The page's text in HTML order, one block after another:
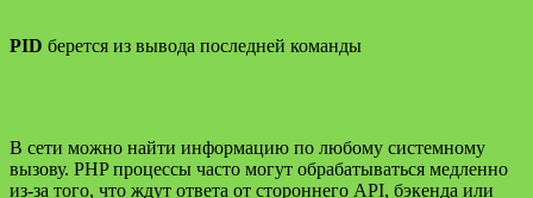
PID берется из вывода последней команды
В сети можно найти информацию по любому системному
вызову. PHP процессы часто могут обрабатываться медленно
из-за того, что ждут ответа от стороннего API, бэкенда или